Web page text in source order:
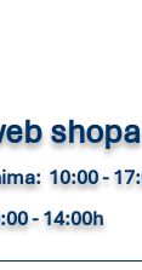
10:00 -
- 14:00h